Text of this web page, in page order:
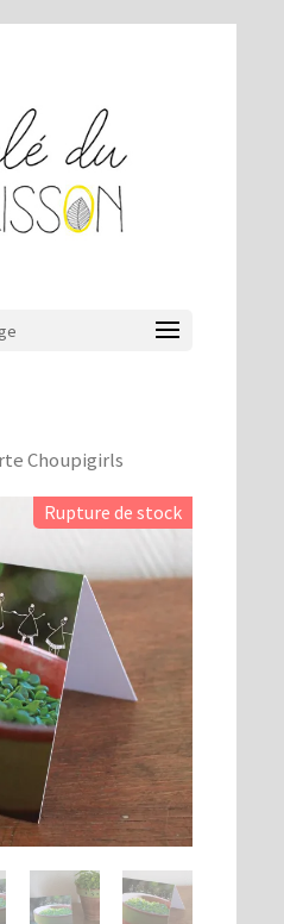
Choupigirls